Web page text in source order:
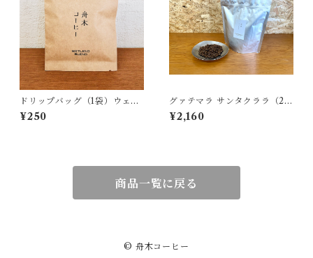
ドリップバッグ（1袋）ウェッ
トランドブレンド
¥250
グァテマラ サンタクララ（25
0g）
¥2,160
商品一覧に戻る
© 舟木コーヒー